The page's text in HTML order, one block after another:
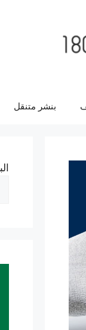
بنشر متنقل